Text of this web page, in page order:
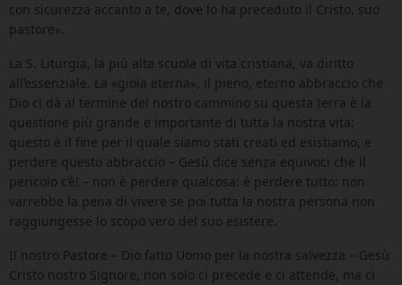
con sicurezza accanto a te, dove lo ha preceduto il Cristo, suo
pastore».
La S. Liturgia, la più alta scuola di vita cristiana, va diritto
all’essenziale. La «gioia eterna», il pieno, eterno abbraccio che
Dio ci dà al termine del nostro cammino su questa terra è la
questione più grande e importante di tutta la nostra vita:
questo è il fine per il quale siamo stati creati ed esistiamo, e
perdere questo abbraccio – Gesù dice senza equivoci che il
pericolo c’è! – non è perdere qualcosa: è perdere tutto: non
varrebbe la pena di vivere se poi tutta la nostra persona non
raggiungesse lo scopo vero del suo esistere.
Il nostro Pastore – Dio fatto Uomo per la nostra salvezza – Gesù
Cristo nostro Signore, non solo ci precede e ci attende, ma ci